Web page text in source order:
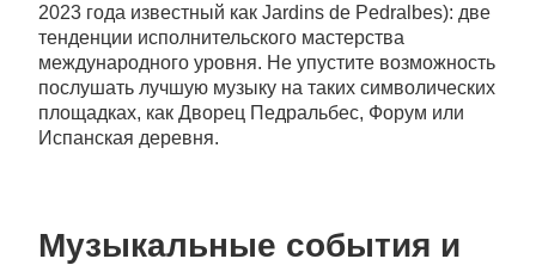
2023 года известный как Jardins de Pedralbes): две
тенденции исполнительского мастерства
международного уровня. Не упустите возможность
послушать лучшую музыку на таких символических
площадках, как Дворец Педральбес, Форум или
Испанская деревня.
Музыкальные события и